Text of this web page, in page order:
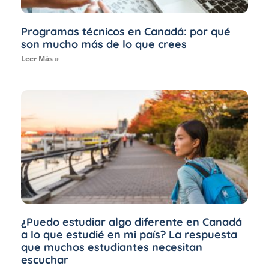
Programas técnicos en Canadá: por qué
son mucho más de lo que crees
Leer Más »
¿Puedo estudiar algo diferente en Canadá
a lo que estudié en mi país? La respuesta
que muchos estudiantes necesitan
escuchar